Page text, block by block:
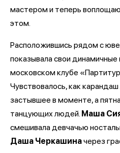
мастером и теперь воплощаю
этом.
Расположившись рядом с
показывала свои динамичные
московском клубе
Чувствовалось, как
застывшее в моменте, а
танцующих людей. Маша
смешивала девчачью
Даша Черкашиначерез